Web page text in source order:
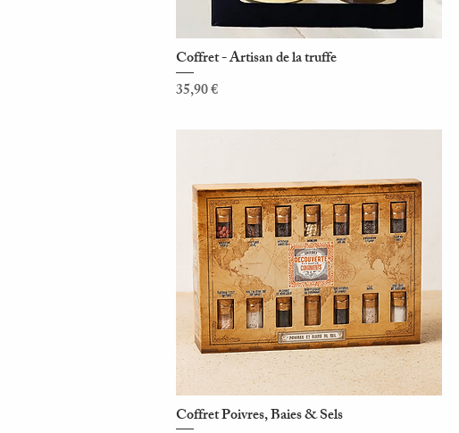
Aperçu rapide
Coffret - Artisan de la truffe
Prix
35,90 €
Aperçu rapide
Coffret Poivres, Baies & Sels